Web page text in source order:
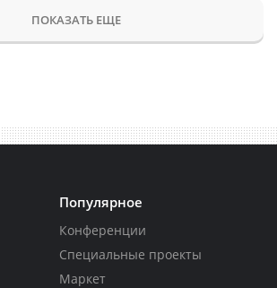
ПОКАЗАТЬ ЕЩЕ
Популярное
Конференции
Специальные проекты
Маркет